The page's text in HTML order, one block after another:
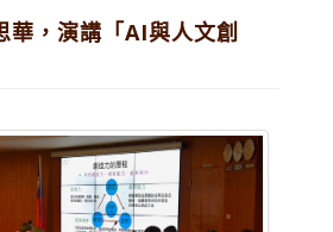
華，演講「AI與人文創